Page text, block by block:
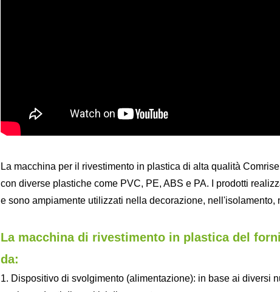
La macchina per il rivestimento in plastica di alta qualità
con diverse plastiche come PVC, PE, ABS e PA. I prodotti
e sono ampiamente utilizzati nella decorazione, nell'isolamento,
La macchina di rivestimento in plastica del
da:
1. Dispositivo di svolgimento (alimentazione): in base ai diversi